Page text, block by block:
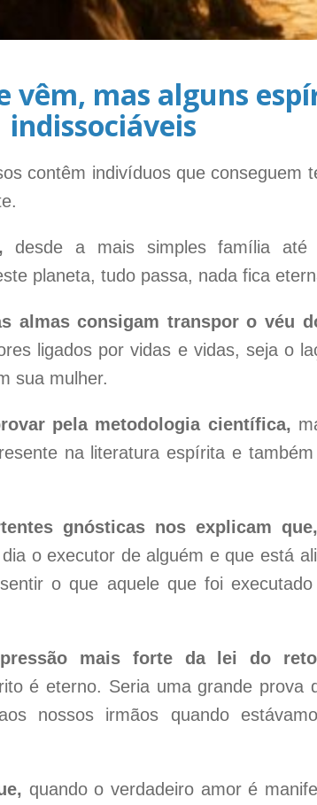
vêm, mas alguns
indissociáveis
contêm indivíduos que conseguem
desde a mais simples família até
planeta, tudo passa, nada fica
almas consigam transpor o véu
ligados por vidas e vidas, seja o
sua mulher.
pela metodologia científica,
na literatura espírita e
gnósticas nos explicam que,
o executor de alguém e que está
o que aquele que foi
mais forte da lei do
é eterno. Seria uma grande prova
nossos irmãos quando
quando o verdadeiro amor é